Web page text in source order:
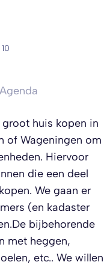
Agenda
huis kopen in
of Wageningen om
Hiervoor
die een deel
We gaan er
(en kadaster
bijbehorende
met heggen,
etc.. We willen